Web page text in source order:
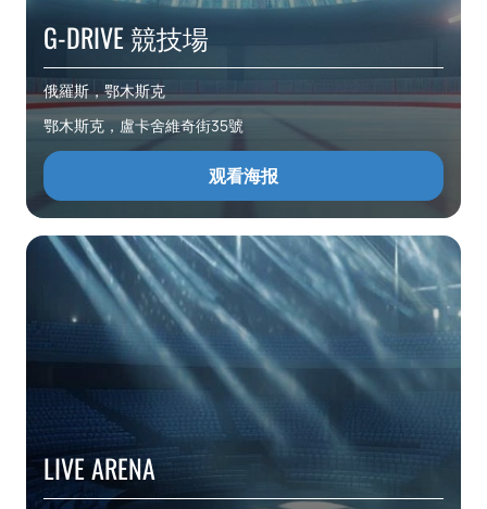
G-DRIVE 競技場
俄羅斯，鄂木斯克
鄂木斯克，盧卡舍維奇街35號
观看海报
LIVE ARENA